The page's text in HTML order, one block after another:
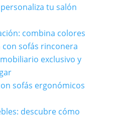
tu salón
combina colores
sofás rinconera
exclusivo y
sofás ergonómicos
descubre cómo